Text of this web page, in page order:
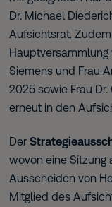
Dr. Michael
Aufsichtsrat.
Hauptversammlung
Siemens und Frau
2025 sowie Frau
erneut in den
Der
wovon eine Sitzung
Ausscheiden von
Mitglied des